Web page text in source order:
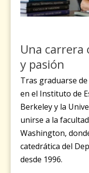
Una
y pasión
Tras graduarse
en el Instituto de
Berkeley y la
unirse a la
Washington,
catedrática del
desde 1996.